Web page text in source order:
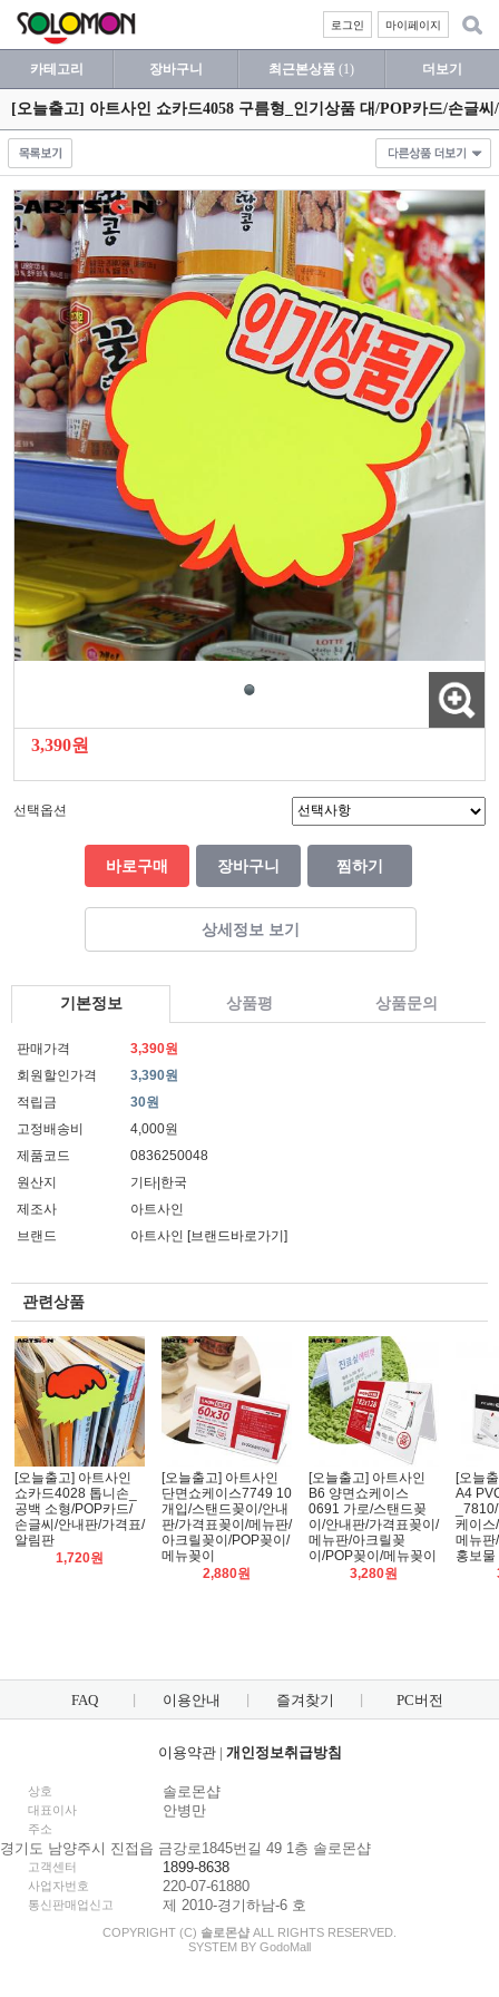
마이페이지
로그인
카테고리 장바구니 최근본상품 (1) 더보기
[오늘출고] 아트사인 쇼카드4058 구름형_인기상품 대/POP카드/손글
3,390원
선택옵션
바로구매 장바구니 찜하기
상세정보 보기
기본정보 상품평 상품문의
판매가격
3,390원
회원할인가격
3,390원
적립금
30원
고정배송비
4,000원
제품코드
0836250048
원산지
기타|한국
제조사
아트사인
브랜드
아트사인 [브랜드바로가기]
관련상품
[오늘출고] 아트사인
쇼카드4028 톱니손_
공백 소형/POP카드/
손글씨/안내판/가격표/
알림판
1,720원
[오늘출고] 아트사인
단면쇼케이스7749 10
개입/스탠드꽂이/안내
판/가격표꽂이/메뉴판/
아크릴꽂이/POP꽂이/
메뉴꽂이
2,880원
[오늘출고] 아트사인
B6 양면쇼케이스
0691 가로/스탠드꽂
이/안내판/가격표꽂이/
메뉴판/아크릴꽂
이/POP꽂이/메뉴꽂이
3,280원
[오늘
A4
케이스
메뉴판
홍보물
FAQ 이용안내 즐겨찾기 PC버전
이용약관| 개인정보취급방침
상호 솔로몬샵
대표이사 안병만
주소
경기도 남양주시 진접읍 금강로1845번길 49 1층 솔로몬샵
고객센터 1899-8638
사업자번호 220-07-61880
통신판매업신고 제 2010-경기하남-6 호
COPYRIGHT (C) 솔로몬샵 ALL RIGHTS RESERVED.
SYSTEM BY GodoMall